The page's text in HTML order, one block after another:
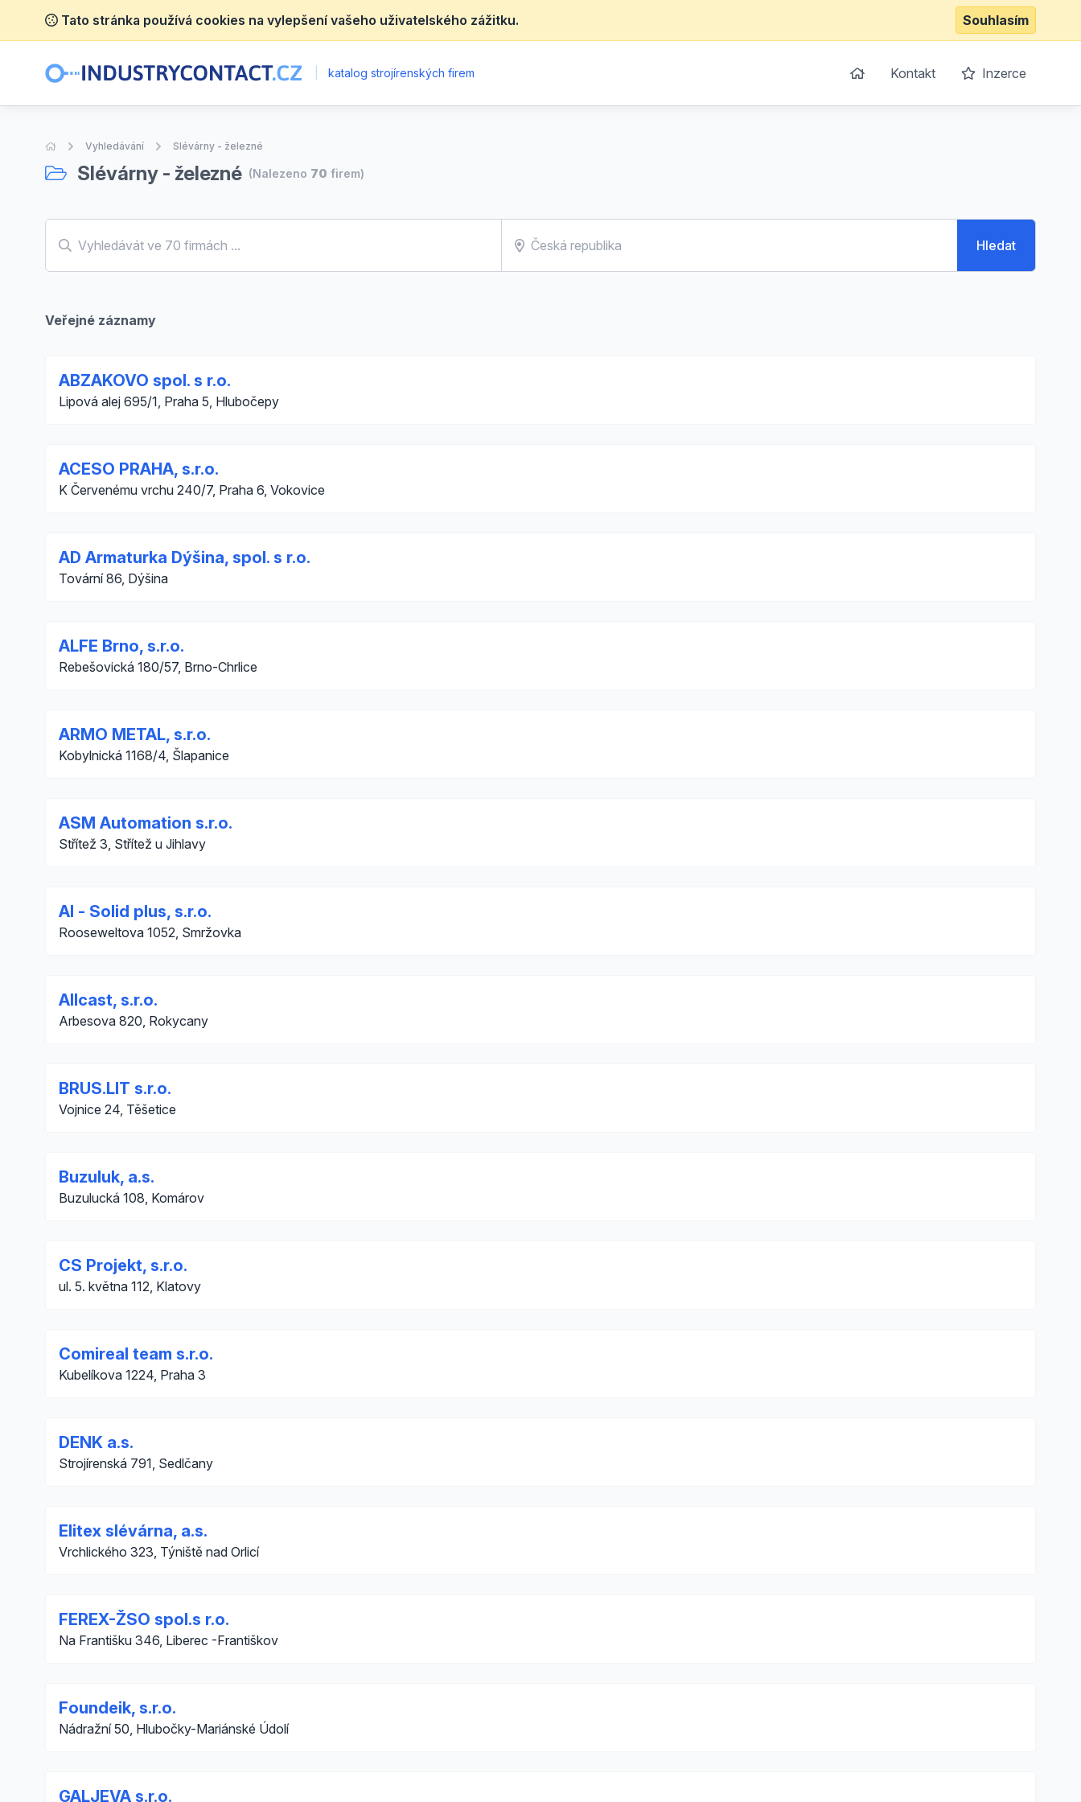
Tato stránka používá cookies na vylepšení vašeho uživatelského zážitku. Souhlasím
katalog strojírenských firem Kontakt Inzerce
Úvodní stránka
Vyhledávání Slévárny - železné
Slévárny - železné (Nalezeno 70 firem)
Hledat
Veřejné záznamy
ABZAKOVO spol. s r.o.
Lipová alej 695/1, Praha 5, Hlubočepy
ACESO PRAHA, s.r.o.
K Červenému vrchu 240/7, Praha 6, Vokovice
AD Armaturka Dýšina, spol. s r.o.
Tovární 86, Dýšina
ALFE Brno, s.r.o.
Rebešovická 180/57, Brno-Chrlice
ARMO METAL, s.r.o.
Kobylnická 1168/4, Šlapanice
ASM Automation s.r.o.
Střítež 3, Střítež u Jihlavy
Al - Solid plus, s.r.o.
Rooseweltova 1052, Smržovka
Allcast, s.r.o.
Arbesova 820, Rokycany
BRUS.LIT s.r.o.
Vojnice 24, Těšetice
Buzuluk, a.s.
Buzulucká 108, Komárov
CS Projekt, s.r.o.
ul. 5. května 112, Klatovy
Comireal team s.r.o.
Kubelíkova 1224, Praha 3
DENK a.s.
Strojírenská 791, Sedlčany
Elitex slévárna, a.s.
Vrchlického 323, Týniště nad Orlicí
FEREX-ŽSO spol.s r.o.
Na Františku 346, Liberec -Františkov
Foundeik, s.r.o.
Nádražní 50, Hlubočky-Mariánské Údolí
GALJEVA s.r.o.